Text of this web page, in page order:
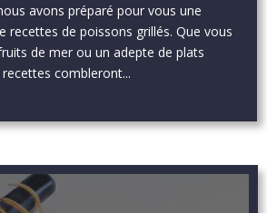
avons préparé pour vous une
recettes de poissons grillés. Que vous
de mer ou un adepte de plats
combleront...